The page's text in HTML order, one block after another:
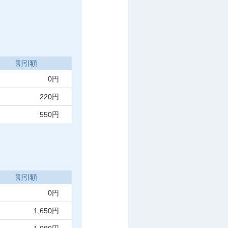
割引額
0円
220円
550円
割引額
0円
1,650円